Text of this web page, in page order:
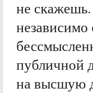
не
публичной
на высшую